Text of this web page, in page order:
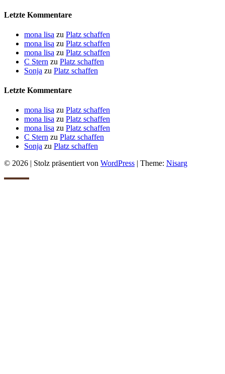
Letzte Kommentare
mona lisa zu Platz schaffen
mona lisa zu Platz schaffen
mona lisa zu Platz schaffen
C Stern zu Platz schaffen
Sonja zu Platz schaffen
Letzte Kommentare
mona lisa zu Platz schaffen
mona lisa zu Platz schaffen
mona lisa zu Platz schaffen
C Stern zu Platz schaffen
Sonja zu Platz schaffen
© 2026 | Stolz präsentiert von WordPress | Theme: Nisarg